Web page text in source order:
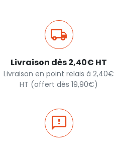
Livraison dès 2,40€ HT
Livraison en point relais à 2,40€
HT (offert dès 19,90€)